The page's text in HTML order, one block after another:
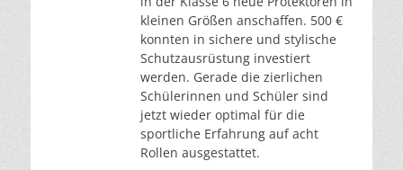
kleinen Größen anschaffen. 500 €
konnten in sichere und stylische
Schutzausrüstung investiert
werden. Gerade die zierlichen
Schülerinnen und Schüler sind
jetzt wieder optimal für die
sportliche Erfahrung auf acht
Rollen ausgestattet.